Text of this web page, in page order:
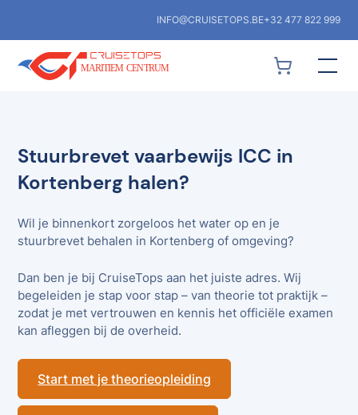
INFO@CRUISETOPS.BE+32 477 822 999
Stuurbrevet vaarbewijs ICC in
Kortenberg halen?
Wil je binnenkort zorgeloos het water op en je
stuurbrevet behalen in Kortenberg of omgeving?
Dan ben je bij CruiseTops aan het juiste adres. Wij
begeleiden je stap voor stap – van theorie tot praktijk –
zodat je met vertrouwen en kennis het officiële examen
kan afleggen bij de overheid.
Start met je theorieopleiding